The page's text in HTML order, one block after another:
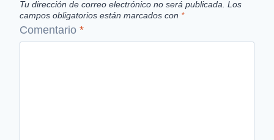
Tu dirección de correo electrónico no será publicada. Los
campos obligatorios están marcados con *
Comentario *